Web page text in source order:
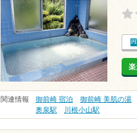
関連情報 御前崎 宿泊 御前崎 美肌の湯
奥泉駅
川根小山駅